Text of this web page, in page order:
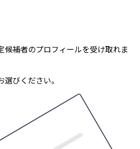
候補者のプロフィールを受け取れま
びください。